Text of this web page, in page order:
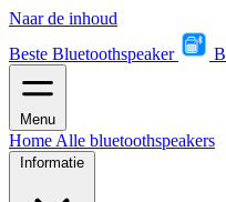
Naar de inhoud
Beste Bluetoothspeaker
Menu
Home Alle bluetoothspeakers
Informatie